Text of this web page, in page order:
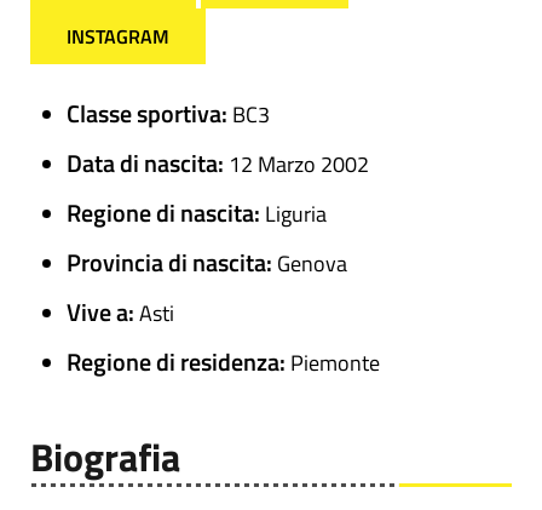
INSTAGRAM
Classe sportiva: BC3
Data di nascita: 12 Marzo 2002
Regione di nascita: Liguria
Provincia di nascita: Genova
Vive a:Asti
Regione di residenza: Piemonte
Biografia